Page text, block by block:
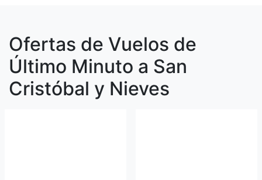
Ofertas de Vuelos de
Último Minuto a San
Cristóbal y Nieves